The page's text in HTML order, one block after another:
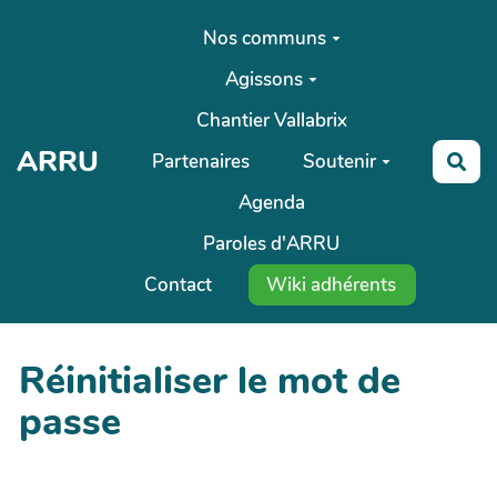
Aller au contenu principal
ARRU
Nos communs
Agissons
Chantier Vallabrix
Partenaires
Soutenir
Agenda
Paroles d'ARRU
Contact
Wiki adhérents
Réinitialiser le mot de
passe